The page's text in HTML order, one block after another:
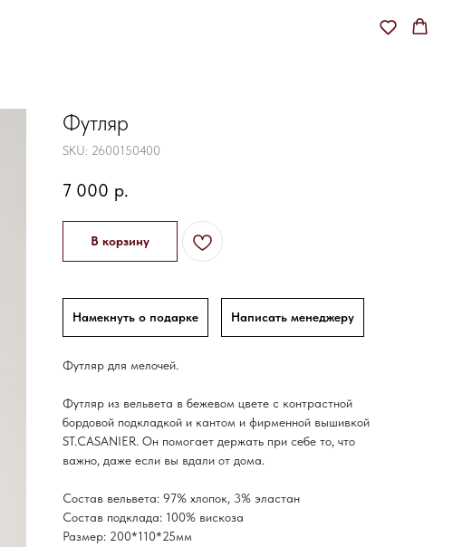
Футляр
SKU: 2600150400
7 000 р.
В корзину
Намекнуть о подарке Написать менеджеру
Футляр для мелочей.
Футляр из вельвета в бежевом цвете с контрастной
бордовой подкладкой и кантом и фирменной вышивкой
ST.CASANIER. Он помогает держать при себе то, что
важно, даже если вы вдали от дома.
Состав вельвета: 97% хлопок, 3% эластан
Состав подклада: 100% вискоза
Размер: 200*110*25мм